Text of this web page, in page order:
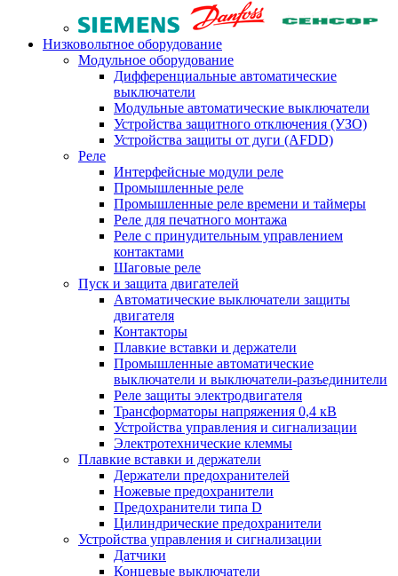
Низковольтное оборудование
Модульное оборудование
Дифференциальные автоматические
выключатели
Модульные автоматические выключатели
Устройства защитного отключения (УЗО)
Устройства защиты от дуги (AFDD)
Реле
Интерфейсные модули реле
Промышленные реле
Промышленные реле времени и таймеры
Реле для печатного монтажа
Реле с принудительным управлением
контактами
Шаговые реле
Пуск и защита двигателей
Автоматические выключатели защиты
двигателя
Контакторы
Плавкие вставки и держатели
Промышленные автоматические
выключатели и выключатели-разъединители
Реле защиты электродвигателя
Трансформаторы напряжения 0,4 кВ
Устройства управления и сигнализации
Электротехнические клеммы
Плавкие вставки и держатели
Держатели предохранителей
Ножевые предохранители
Предохранители типа D
Цилиндрические предохранители
Устройства управления и сигнализации
Датчики
Концевые выключатели